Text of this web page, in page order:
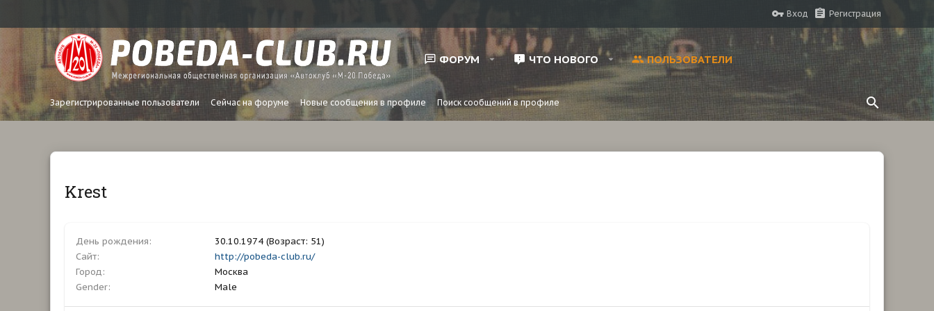
Вход Регистрация
ФОРУМ ЧТО НОВОГО ПОЛЬЗОВАТЕЛИ
Зарегистрированные пользователи Сейчас на форуме Новые сообщения в профиле Поиск сообщений в профиле
Krest
День рождения
30.10.1974 (Возраст: 51)
Сайт
http://pobeda-club.ru/
Город
Москва
Gender
Male